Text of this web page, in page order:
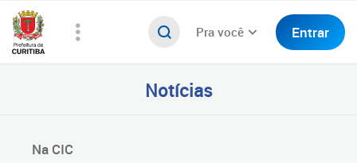
Pra você Entrar
Notícias
Na CIC